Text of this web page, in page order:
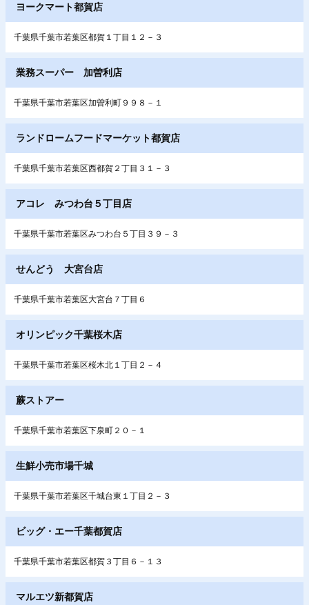
ヨークマート都賀店
千葉県千葉市若葉区都賀１丁目１２－３
業務スーパー 加曽利店
千葉県千葉市若葉区加曽利町９９８－１
ランドロームフードマーケット都賀店
千葉県千葉市若葉区西都賀２丁目３１－３
アコレ みつわ台５丁目店
千葉県千葉市若葉区みつわ台５丁目３９－３
せんどう 大宮台店
千葉県千葉市若葉区大宮台７丁目６
オリンピック千葉桜木店
千葉県千葉市若葉区桜木北１丁目２－４
蕨ストアー
千葉県千葉市若葉区下泉町２０－１
生鮮小売市場千城
千葉県千葉市若葉区千城台東１丁目２－３
ビッグ・エー千葉都賀店
千葉県千葉市若葉区都賀３丁目６－１３
マルエツ新都賀店